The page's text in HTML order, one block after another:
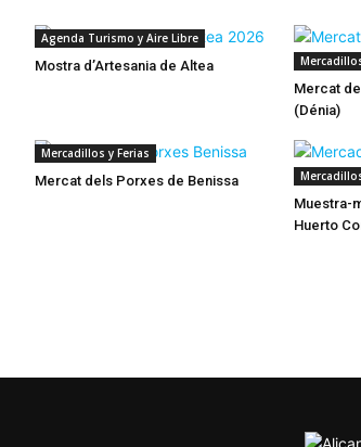
Agenda Turismo y Aire Libre
Mostra d’Artesania de Altea
Mercat
(Dénia)
Mercadillos y Ferias
Mercat dels Porxes de Benissa
Muestra-
Huerto